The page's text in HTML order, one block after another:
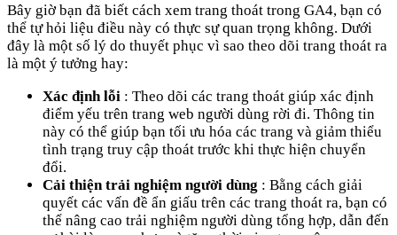
Bây giờ bạn đã biết cách xem trang thoát trong GA4, bạn có
thể tự hỏi liệu điều này có thực sự quan trọng không. Dưới
đây là một số lý do thuyết phục vì sao theo dõi trang thoát ra
là một ý tưởng hay:
Xác định lỗi : Theo dõi các trang thoát giúp xác định
điểm yếu trên trang web người dùng rời đi. Thông tin
này có thể giúp bạn tối ưu hóa các trang và giảm thiểu
tình trạng truy cập thoát trước khi thực hiện chuyển
đổi.
Cải thiện trải nghiệm người dùng : Bằng cách giải
quyết các vấn đề ẩn giấu trên các trang thoát ra, bạn có
thể nâng cao trải nghiệm người dùng tổng hợp, dẫn đến